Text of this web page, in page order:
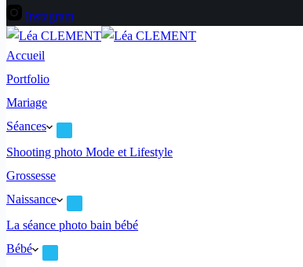
Instagram
Accueil
Portfolio
Mariage
Séances
Shooting photo Mode et Lifestyle
Grossesse
Naissance
La séance photo bain bébé
Bébé